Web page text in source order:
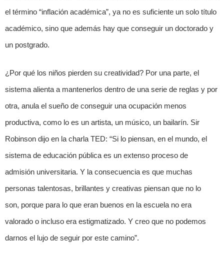
el término “inflación académica”, ya no es suficiente un solo título
académico, sino que además hay que conseguir un doctorado y
un postgrado.
¿Por qué los niños pierden su creatividad? Por una parte, el
sistema alienta a mantenerlos dentro de una serie de reglas y por
otra, anula el sueño de conseguir una ocupación menos
productiva, como lo es un artista, un músico, un bailarín. Sir
Robinson dijo en la charla TED: “Si lo piensan, en el mundo, el
sistema de educación pública es un extenso proceso de
admisión universitaria. Y la consecuencia es que muchas
personas talentosas, brillantes y creativas piensan que no lo
son, porque para lo que eran buenos en la escuela no era
valorado o incluso era estigmatizado. Y creo que no podemos
darnos el lujo de seguir por este camino”.